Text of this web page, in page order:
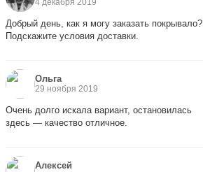
4 декабря 2019
Добрый день, как я могу заказать покрывало?
Подскажите условия доставки.
Ольга
29 ноября 2019
Очень долго искала вариант, остановилась
здесь — качество отличное.
Алексей